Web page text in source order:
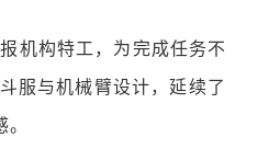
机构特工，为完成任务不
服与机械臂设计，延续了